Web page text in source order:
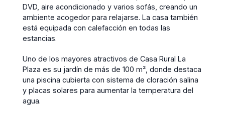
DVD, aire acondicionado y varios sofás, creando un
ambiente acogedor para relajarse. La casa también
está equipada con calefacción en todas las
estancias.
Uno de los mayores atractivos de Casa Rural La
Plaza es su jardín de más de 100 m², donde destaca
una piscina cubierta con sistema de cloración salina
y placas solares para aumentar la temperatura del
agua.